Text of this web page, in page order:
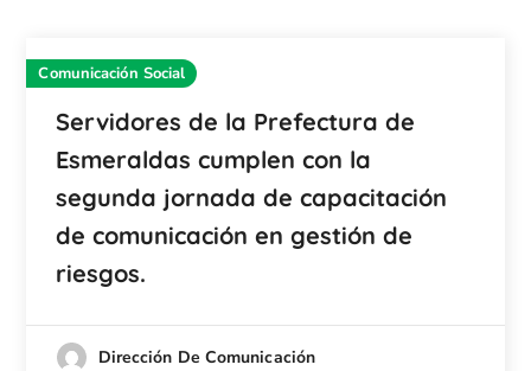
Comunicación Social
Servidores de la Prefectura de
Esmeraldas cumplen con la
segunda jornada de capacitación
de comunicación en gestión de
riesgos.
Dirección De Comunicación